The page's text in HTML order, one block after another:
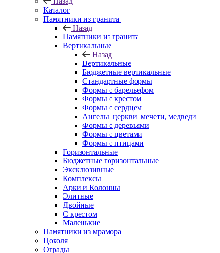
Каталог
Памятники из гранита
Назад
Памятники из гранита
Вертикальные
Назад
Вертикальные
Бюджетные вертикальные
Стандартные формы
Формы с барельефом
Формы с крестом
Формы с сердцем
Ангелы, церкви, мечети, медведи
Формы с деревьями
Формы с цветами
Формы с птицами
Горизонтальные
Бюджетные горизонтальные
Эксклюзивные
Комплексы
Арки и Колонны
Элитные
Двойные
С крестом
Маленькие
Памятники из мрамора
Цоколя
Ограды